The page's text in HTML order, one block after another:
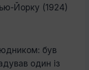
Йорку (1924)
був
один із